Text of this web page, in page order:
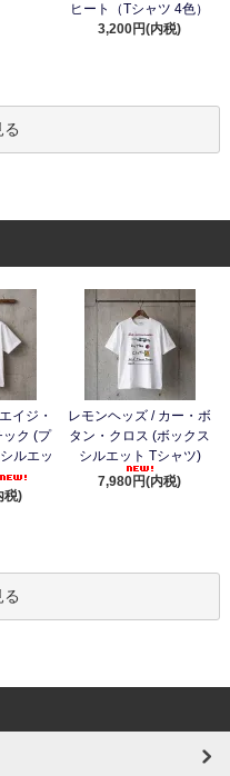
ヒート（Tシャツ 4色）
3,200円(内税)
る
イジ・
ック (プ
ルエッ
税)
レモンヘッズ / カー・ボ
タン・クロス (ボックス
シルエット Tシャツ)
7,980円(内税)
る